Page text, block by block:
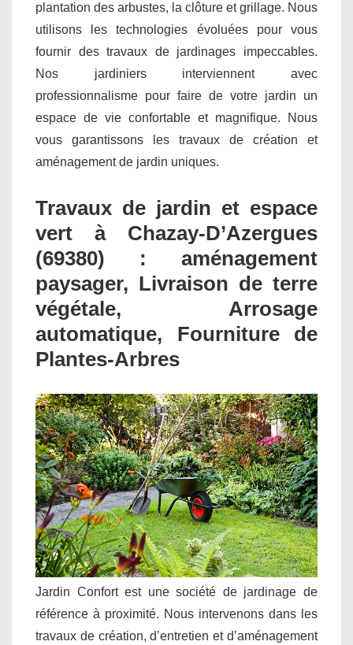
plantation des arbustes, la clôture et grillage. Nous
utilisons les technologies évoluées pour vous
fournir des travaux de jardinages impeccables.
Nos jardiniers interviennent avec
professionnalisme pour faire de votre jardin un
espace de vie confortable et magnifique. Nous
vous garantissons les travaux de création et
aménagement de jardin uniques.
Travaux de jardin et espace
vert à Chazay-D’Azergues
(69380) : aménagement
paysager, Livraison de terre
végétale, Arrosage
automatique, Fourniture de
Plantes-Arbres
Jardin Confort est une société de jardinage de
référence à proximité. Nous intervenons dans les
travaux de création, d’entretien et d’aménagement